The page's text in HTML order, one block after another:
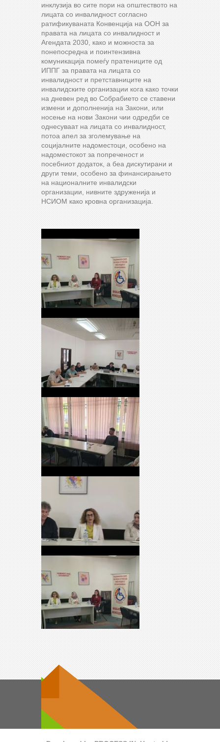
инклузија во сите пори на општеството на
лицата со инвалидност согласно
ратификуваната Конвенција на ООН за
правата на лицата со инвалидност и
Агендата 2030, како и можноста за
понепосредна и поинтензивна
комуникација помеѓу пратениците од
ИППГ за правата на лицата со
инвалидност и претставниците на
инвалидските организации кога како точки
на дневен ред во Собрабието се ставени
измени и дополненија на Закони, или
носење на нови Закони чии одредби се
однесуваат на лицата со инвалидност,
потоа апел за зголемување на
социјалните надоместоци, особено на
надоместокот за попреченост и
посебниот додаток, а беа дискутирани и
други теми, особено за финансирањето
на националните инвалидски
организации, нивните здруженија и
НСИОМ како кровна организација.